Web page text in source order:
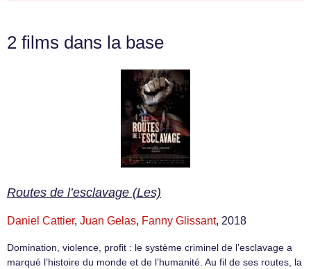
2 films dans la base
Routes de l’esclavage (Les)
Daniel Cattier, Juan Gelas, Fanny Glissant, 2018
Domination, violence, profit : le système criminel de l’esclavage a
marqué l’histoire du monde et de l’humanité. Au fil de ses routes, la